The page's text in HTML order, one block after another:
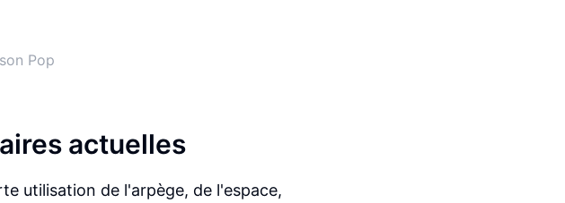
Pop
actuelles
utilisation de l'arpège, de l'espace,